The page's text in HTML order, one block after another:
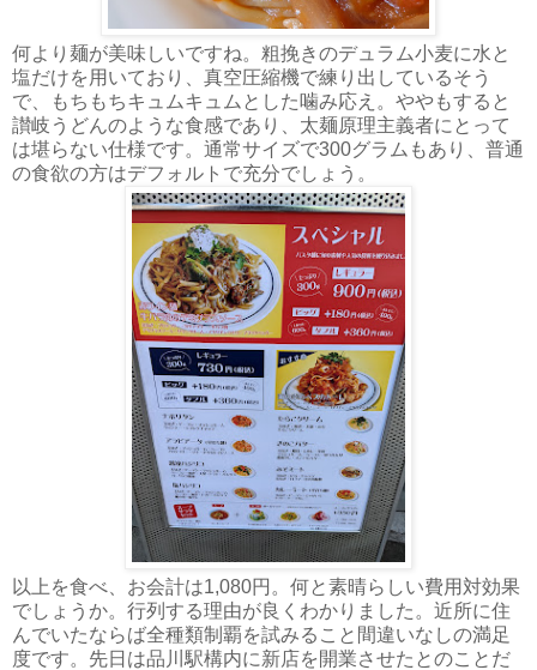
何より麺が美味しいですね。粗挽きのデュラム小麦に水と
塩だけを用いており、真空圧縮機で練り出しているそう
で、もちもちキュムキュムとした噛み応え。ややもすると
讃岐うどんのような食感であり、太麺原理主義者にとって
は堪らない仕様です。通常サイズで300グラムもあり、普通
の食欲の方はデフォルトで充分でしょう。
以上を食べ、お会計は1,080円。何と素晴らしい費用対効果
でしょうか。行列する理由が良くわかりました。近所に住
んでいたならば全種類制覇を試みること間違いなしの満足
度です。先日は品川駅構内に新店を開業させたとのことだ